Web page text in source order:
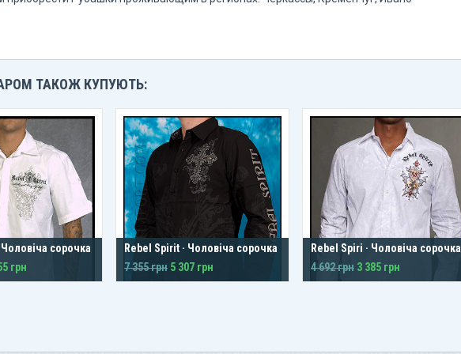
ТАКОЖ КУПУЮТЬ:
сорочка
грн
Rebel Spirit · Чоловіча сорочка
7 355 грн 5 307 грн
Rebel Spiri · Чоловіча сорочка
4 692 грн 3 385 грн